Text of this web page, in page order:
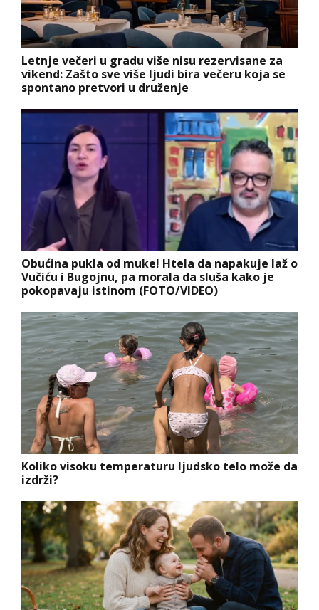
Letnje večeri u gradu više nisu rezervisane za
vikend: Zašto sve više ljudi bira večeru koja se
spontano pretvori u druženje
Obućina pukla od muke! Htela da napakuje laž o
Vučiću i Bugojnu, pa morala da sluša kako je
pokopavaju istinom (FOTO/VIDEO)
Koliko visoku temperaturu ljudsko telo može da
izdrži?